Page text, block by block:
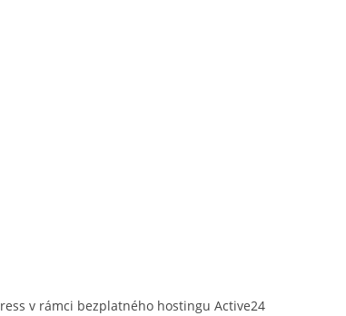
v rámci bezplatného hostinguActive24